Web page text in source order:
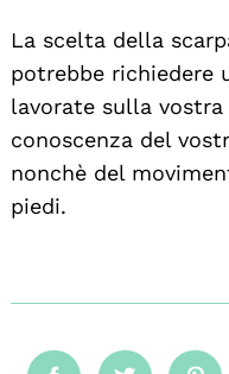
La scelta della
potrebbe richiedere
lavorate sulla
conoscenza del
nonchè del
piedi.